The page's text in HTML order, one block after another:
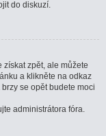
do diskuzí.
zpět, ale můžete
a klikněte na odkaz
se opět budete moci
administrátora fóra.